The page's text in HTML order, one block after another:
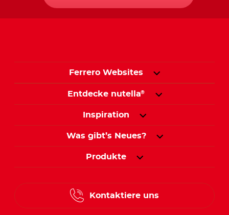
Ferrero Websites
Entdecke nutella®
Inspiration
Was gibt’s Neues?
Produkte
Kontaktiere uns